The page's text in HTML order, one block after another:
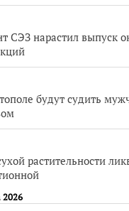
СЭЗ нарастил выпуск
будут судить
растительности
2026